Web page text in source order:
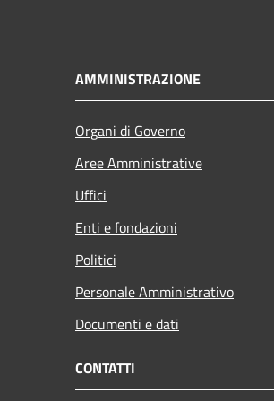
AMMINISTRAZIONE
Organi di Governo
Aree Amministrative
Uffici
Enti e fondazioni
Politici
Personale Amministrativo
Documenti e dati
CONTATTI